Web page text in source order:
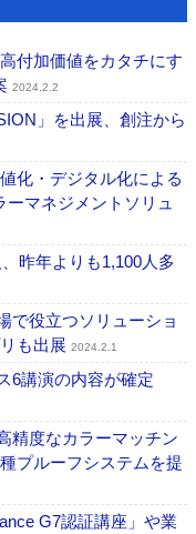
付加価値をカタチにす
2024.2.2
」を出展、創注から
化・デジタル化による
マネジメントソリュ
昨年よりも1,100人多
で役立つソリューショ
も出展 2024.2.1
6講演の内容が確定
精度なカラーマッチン
プルーフシステムを提
G7認証講座」や業